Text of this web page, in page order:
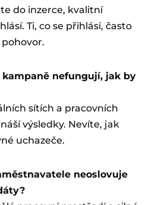
do inzerce, kvalitní
Ti, co se přihlásí, často
kampaně nefungují, jak by
sítích a pracovních
výsledky. Nevíte, jak
uchazeče.
neoslovuje